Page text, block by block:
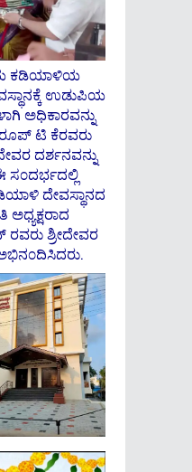
ಕಡಿಯಾಳಿಯ
ಉಡುಪಿಯ
ಅಧಿಕಾರವನ್ನು
ಟಿ ಕೆರವರು
ದರ್ಶನವನ್ನು
ಸ೦ದರ್ಭದಲ್ಲಿ
ದೇವಸ್ಥಾನದ
ಅಧ್ಯಕ್ಷರಾದ
ಶ್ರೀದೇವರ